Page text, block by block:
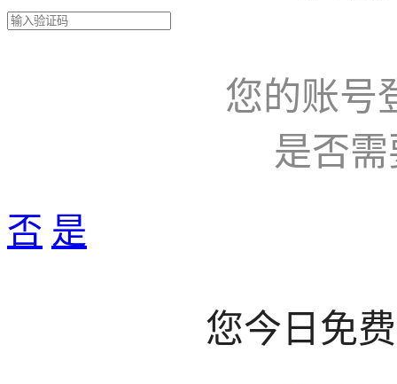
您的账号
是否
否 是
您今日免